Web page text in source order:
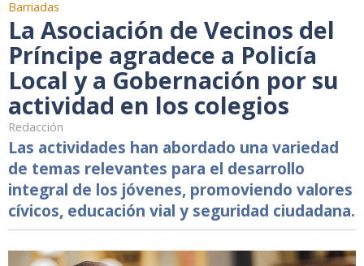
Barriadas
La Asociación de Vecinos del
Príncipe agradece a Policía
Local y a Gobernación por su
actividad en los colegios
Redacción
Las actividades han abordado una variedad
de temas relevantes para el desarrollo
integral de los jóvenes, promoviendo valores
cívicos, educación vial y seguridad ciudadana.